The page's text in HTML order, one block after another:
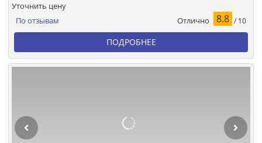
По отзывам Отлично 8.8 / 10
Уточнить цену
ПОДРОБНЕЕ